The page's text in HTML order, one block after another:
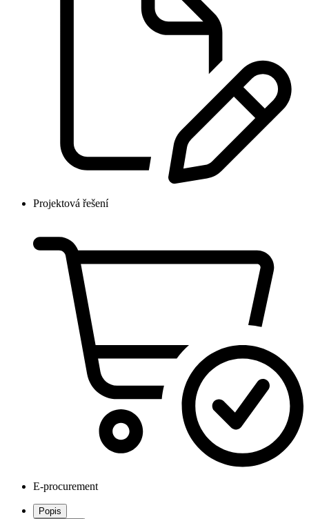
Projektová řešení
E-procurement
Popis